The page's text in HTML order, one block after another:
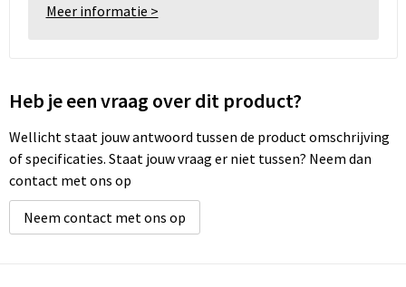
Meer informatie >
Heb je een vraag over dit product?
Wellicht staat jouw antwoord tussen de product omschrijving
of specificaties. Staat jouw vraag er niet tussen? Neem dan
contact met ons op
Neem contact met ons op